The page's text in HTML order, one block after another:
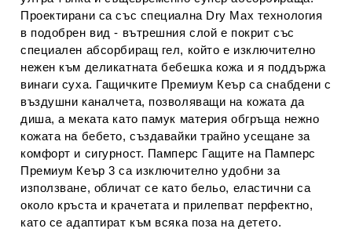
Проектирани са със специална Dry Max технология
в подобрен вид - вътрешния слой е покрит със
специален абсорбиращ гел, който е изключително
нежен към деликатната бебешка кожа и я поддържа
винаги суха. Гащичките Премиум Кеър са снабдени с
въздушни каналчета, позволяващи на кожата да
диша, а меката като памук материя обгръща нежно
кожата на бебето, създавайки трайно усещане за
комфорт и сигурност. Памперс Гащите на Памперс
Премиум Кеър 3 са изключително удобни за
използване, обличат се като бельо, еластични са
около кръста и крачетата и прилепват перфектно,
като се адаптират към всяка поза на детето.